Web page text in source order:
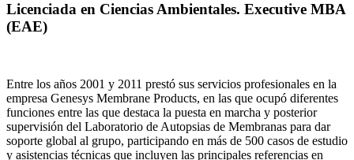
Licenciada en Ciencias Ambientales. Executive MBA
(EAE)
Entre los años 2001 y 2011 prestó sus servicios profesionales en la
empresa Genesys Membrane Products, en las que ocupó diferentes
funciones entre las que destaca la puesta en marcha y posterior
supervisión del Laboratorio de Autopsias de Membranas para dar
soporte global al grupo, participando en más de 500 casos de estudio
y asistencias técnicas que incluyen las principales referencias en